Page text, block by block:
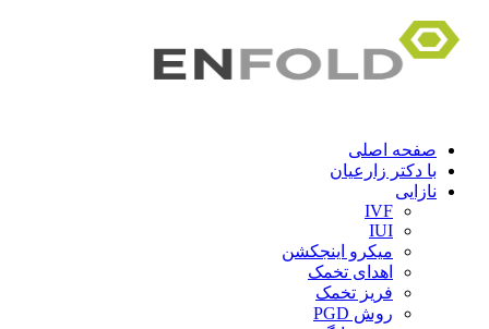
صفحه اصلی
با دکتر زارعیان
نازایی
IVF
IUI
میکرو اینجکشن
اهدای تخمک
فریز تخمک
روش PGD